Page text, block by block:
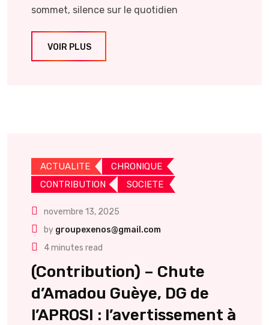
sommet, silence sur le quotidien
VOIR PLUS
ACTUALITE
CHRONIQUE
CONTRIBUTION
SOCIETE
novembre 13, 2025
by groupexenos@gmail.com
4 minutes read
(Contribution) – Chute
d’Amadou Guèye, DG de
l’APROSI : l’avertissement à